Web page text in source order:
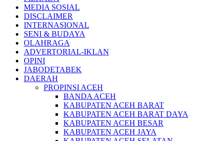
MEDIA SOSIAL
DISCLAIMER
INTERNASIONAL
SENI & BUDAYA
OLAHRAGA
ADVERTORIAL-IKLAN
OPINI
JABODETABEK
DAERAH
PROPINSI ACEH
BANDA ACEH
KABUPATEN ACEH BARAT
KABUPATEN ACEH BARAT DAYA
KABUPATEN ACEH BESAR
KABUPATEN ACEH JAYA